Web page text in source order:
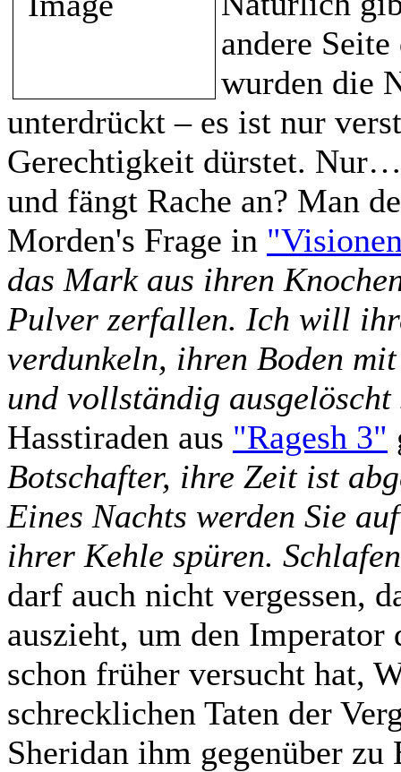
andere
wurden die
unterdrückt – es ist nur
Gerechtigkeit dürstet.
und fängt Rache an? Man
Morden's Frage in
das Mark aus ihren
Pulver zerfallen. Ich will
verdunkeln, ihren Boden
und vollständig
Hasstiraden aus "Ragesh 3"
Botschafter, ihre Zeit ist
Eines Nachts werden Sie
ihrer Kehle spüren.
darf auch nicht vergessen,
auszieht, um den
schon früher versucht hat,
schrecklichen Taten der
Sheridan ihm gegenüber